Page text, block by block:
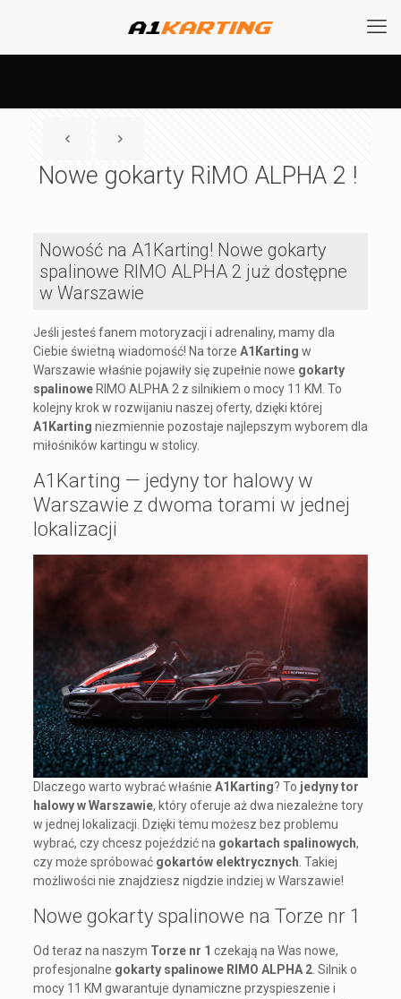
Nowe gokarty RiMO ALPHA 2 !
Nowość na A1Karting! Nowe gokarty
spalinowe RIMO ALPHA 2 już dostępne
w Warszawie
Jeśli jesteś fanem motoryzacji i adrenaliny, mamy dla
Ciebie świetną wiadomość! Na torze A1Karting w
Warszawie właśnie pojawiły się zupełnie nowe gokarty
spalinoweRIMO ALPHA 2 z silnikiem o mocy 11 KM. To
kolejny krok w rozwijaniu naszej oferty, dzięki której
A1Karting niezmiennie pozostaje najlepszym wyborem dla
miłośników kartingu w stolicy.
A1Karting — jedyny tor halowy w
Warszawie z dwoma torami w jednej
lokalizacji
Dlaczego warto wybrać właśnie A1Karting? To jedyny tor
halowy w Warszawie, który oferuje aż dwa niezależne tory
w jednej lokalizacji. Dzięki temu możesz bez problemu
wybrać, czy chcesz pojeździć na gokartach spalinowych,
czy może spróbować gokartów elektrycznych. Takiej
możliwości nie znajdziesz nigdzie indziej w Warszawie!
Nowe gokarty spalinowe na Torze nr 1
Od teraz na naszym Torze nr 1 czekają na Was nowe,
profesjonalne gokarty spalinowe RIMO ALPHA 2. Silnik o
mocy 11 KM gwarantuje dynamiczne przyspieszenie i